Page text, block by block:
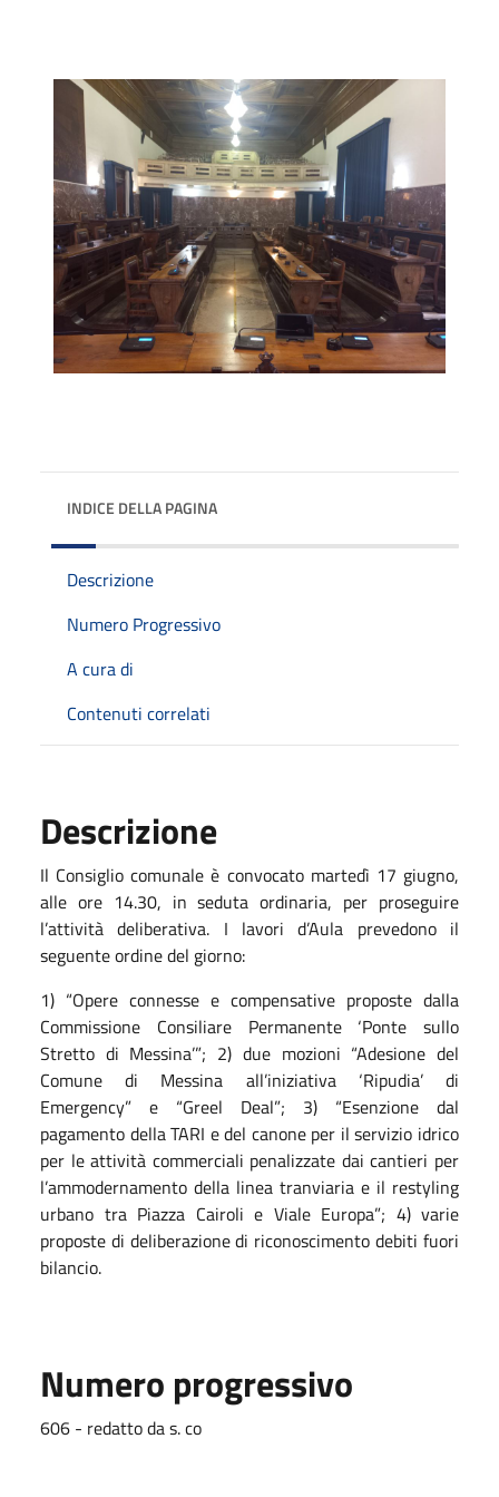
INDICE DELLA PAGINA
Descrizione
Numero Progressivo
A cura di
Contenuti correlati
Descrizione
Il Consiglio comunale è convocato martedì 17 giugno,
alle ore 14.30, in seduta ordinaria, per proseguire
l’attività deliberativa. I lavori d’Aula prevedono il
seguente ordine del giorno:
1) “Opere connesse e compensative proposte dalla
Commissione Consiliare Permanente ‘Ponte sullo
Stretto di Messina’”; 2) due mozioni “Adesione del
Comune di Messina all’iniziativa ‘Ripudia’ di
Emergency” e “Greel Deal”; 3) “Esenzione dal
pagamento della TARI e del canone per il servizio idrico
per le attività commerciali penalizzate dai cantieri per
l’ammodernamento della linea tranviaria e il restyling
urbano tra Piazza Cairoli e Viale Europa”; 4) varie
proposte di deliberazione di riconoscimento debiti fuori
bilancio.
Numero progressivo
606 - redatto da s. co